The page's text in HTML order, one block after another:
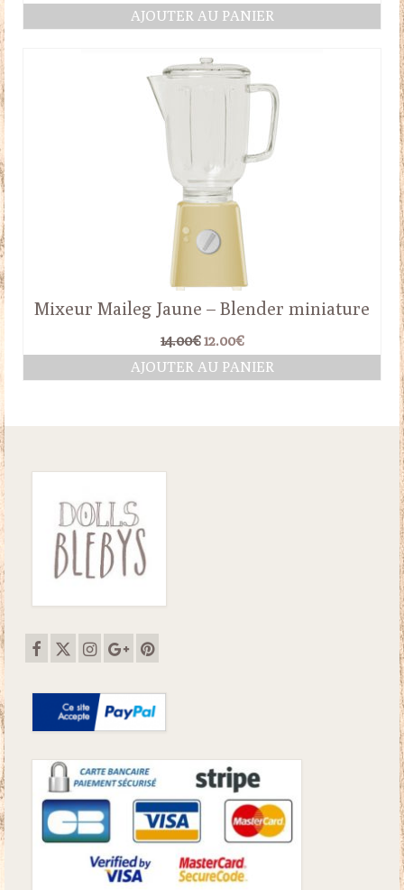
AJOUTER AU PANIER
Mixeur Maileg Jaune – Blender miniature
14.00€ Le
prix
initial
12.00€Le
prix
actuel
AJOUTER AU PANIER